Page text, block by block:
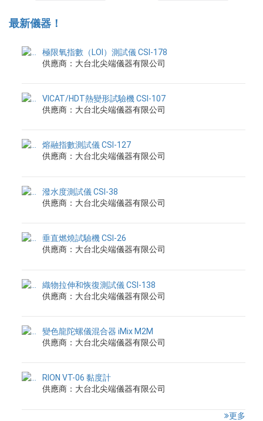
最新儀器！
極限氧指數（LOI）測試儀 CSI-178
供應商：大台北尖端儀器有限公司
VICAT/HDT熱變形試驗機 CSI-107
供應商：大台北尖端儀器有限公司
熔融指數測試儀 CSI-127
供應商：大台北尖端儀器有限公司
潑水度測試儀 CSI-38
供應商：大台北尖端儀器有限公司
垂直燃燒試驗機 CSI-26
供應商：大台北尖端儀器有限公司
織物拉伸和恢復測試儀 CSI-138
供應商：大台北尖端儀器有限公司
變色龍陀螺儀混合器 iMix M2M
供應商：大台北尖端儀器有限公司
RION VT-06 黏度計
供應商：大台北尖端儀器有限公司
更多